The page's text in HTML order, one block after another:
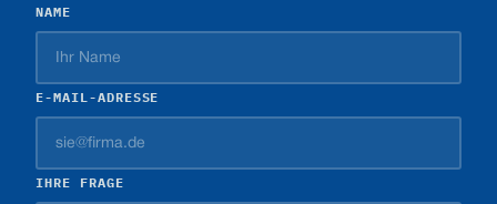
NAME
E-MAIL-ADRESSE
IHRE FRAGE